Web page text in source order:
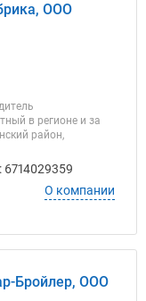
ООО
в регионе и за
район,
О компании
Бройлер, ООО